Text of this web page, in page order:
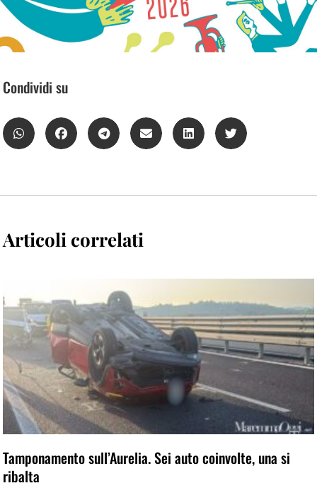
Condividi su
Articoli correlati
Tamponamento sull’Aurelia. Sei auto coinvolte, una si
ribalta